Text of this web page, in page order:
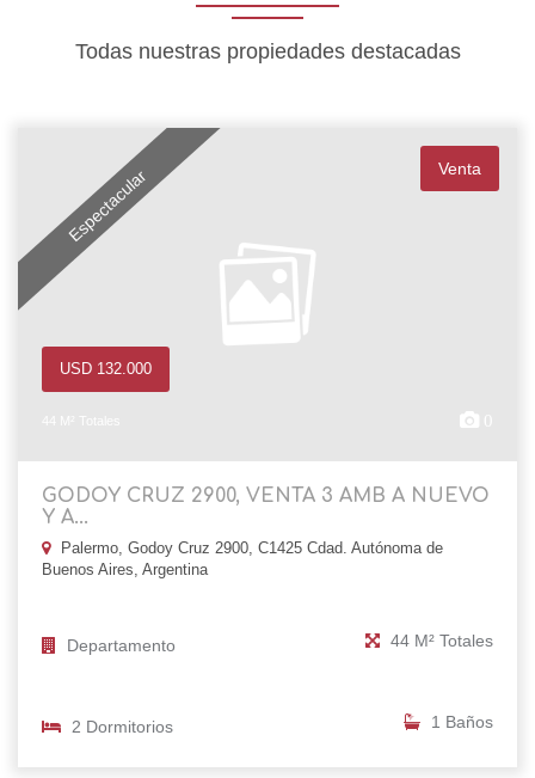
Todas nuestras propiedades destacadas
Espectacular Venta
USD 132.000
44 M² Totales 0
GODOY CRUZ 2900, VENTA 3 AMB A NUEVO
Y A...
Palermo, Godoy Cruz 2900, C1425 Cdad. Autónoma de
Buenos Aires, Argentina
Departamento 44 M² Totales
2 Dormitorios 1 Baños